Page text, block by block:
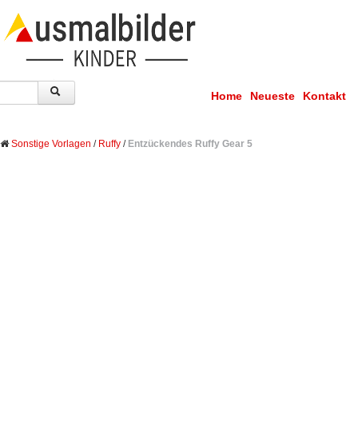
Home Neueste Kontakt
Sonstige Vorlagen / Ruffy / Entzückendes Ruffy Gear 5